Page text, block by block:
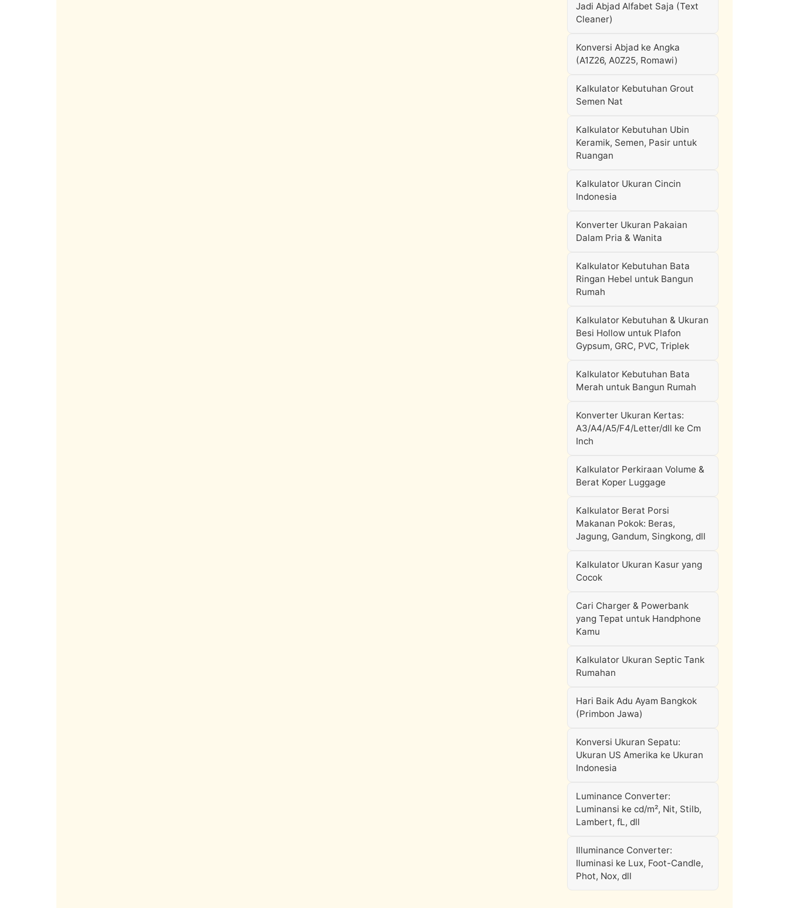
Jadi Abjad Alfabet Saja (Text
Cleaner)
Konversi Abjad ke Angka
(A1Z26, A0Z25, Romawi)
Kalkulator Kebutuhan Grout
Semen Nat
Kalkulator Kebutuhan Ubin
Keramik, Semen, Pasir untuk
Ruangan
Kalkulator Ukuran Cincin
Indonesia
Konverter Ukuran Pakaian
Dalam Pria & Wanita
Kalkulator Kebutuhan Bata
Ringan Hebel untuk Bangun
Rumah
Kalkulator Kebutuhan & Ukuran
Besi Hollow untuk Plafon
Gypsum, GRC, PVC, Triplek
Kalkulator Kebutuhan Bata
Merah untuk Bangun Rumah
Konverter Ukuran Kertas:
A3/A4/A5/F4/Letter/dll ke Cm
Inch
Kalkulator Perkiraan Volume &
Berat Koper Luggage
Kalkulator Berat Porsi
Makanan Pokok: Beras,
Jagung, Gandum, Singkong, dll
Kalkulator Ukuran Kasur yang
Cocok
Cari Charger & Powerbank
yang Tepat untuk Handphone
Kamu
Kalkulator Ukuran Septic Tank
Rumahan
Hari Baik Adu Ayam Bangkok
(Primbon Jawa)
Konversi Ukuran Sepatu:
Ukuran US Amerika ke Ukuran
Indonesia
Luminance Converter:
Luminansi ke cd/m², Nit, Stilb,
Lambert, fL, dll
Illuminance Converter:
Iluminasi ke Lux, Foot-Candle,
Phot, Nox, dll